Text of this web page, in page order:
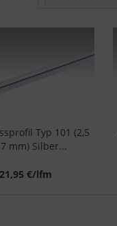
Typ 101 (2,5
mm) Silber...
21,95 €/lfm